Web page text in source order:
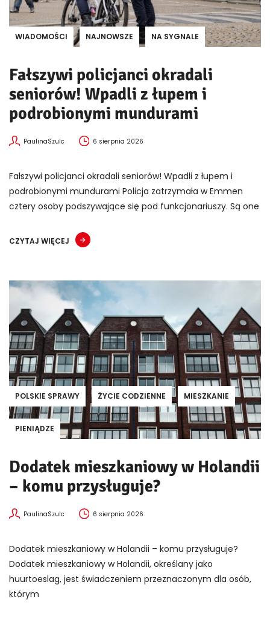
WIADOMOŚCI NAJNOWSZE NA SYGNALE
Fałszywi policjanci okradali
seniorów! Wpadli z łupem i
podrobionymi mundurami
PaulinaSzulc 6 sierpnia 2026
Fałszywi policjanci okradali seniorów! Wpadli z łupem i
podrobionymi mundurami Policja zatrzymała w Emmen
cztery osoby podszywające się pod funkcjonariuszy. Są one
CZYTAJ WIĘCEJ
POLSKIE SPRAWY ŻYCIE CODZIENNE MIESZKANIE
PIENIĄDZE
Dodatek mieszkaniowy w Holandii
– komu przysługuje?
PaulinaSzulc 6 sierpnia 2026
Dodatek mieszkaniowy w Holandii – komu przysługuje?
Dodatek mieszkaniowy w Holandii, określany jako
huurtoeslag, jest świadczeniem przeznaczonym dla osób,
którym